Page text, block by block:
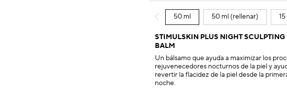
50 ml 50 ml (rellenar) 15
STIMULSKIN PLUS NIGHT SCULPTING
BALM
Un bálsamo que ayuda a maximizar los
rejuvenecedores nocturnos de la piel y
revertir la flacidez de la piel desde la
noche.